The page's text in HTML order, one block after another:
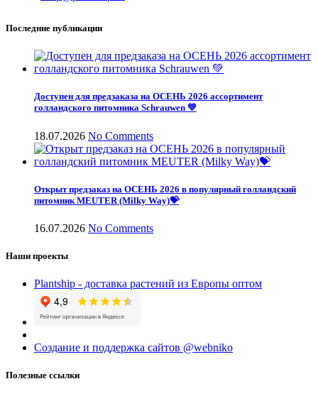
Последние публикации
Доступен для предзаказа на ОСЕНЬ 2026 ассортимент
голландского питомника Schrauwen 💚
18.07.2026 No Comments
Открыт предзаказ на ОСЕНЬ 2026 в популярный голландский
питомник MEUTER (Milky Way)💝
16.07.2026 No Comments
Наши проекты
Plantship - доставка растений из Европы оптом
Создание и поддержка сайтов @webniko
Полезные ссылки